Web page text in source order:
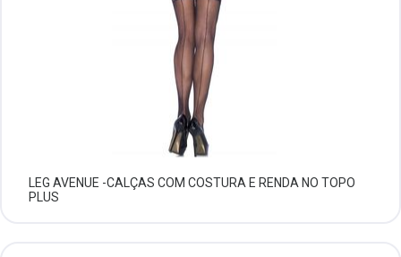
LEG AVENUE -CALÇAS COM COSTURA E RENDA NO TOPO
PLUS